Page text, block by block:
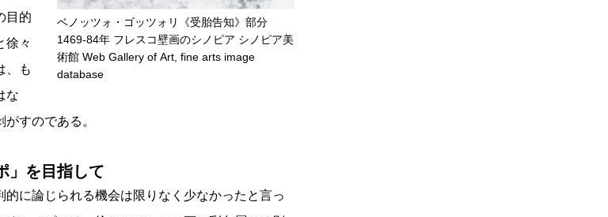
ベノッツォ・ゴッツォリ《受胎告知》部分
1469-84年 フレスコ壁画のシノピア シノピア美
術館 Web Gallery of Art, fine arts image
database
目的
徐々
、も
な
すのである。
」を目指して
に論じられる機会は限りなく少なかったと言っ